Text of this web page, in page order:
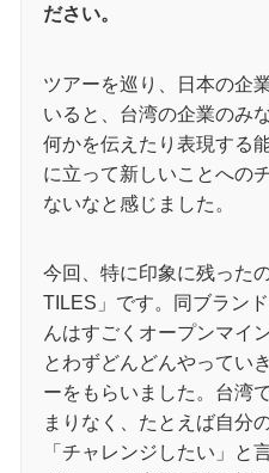
ださい。
ツアーを巡り、日本の企
いると、台湾の企業のみ
何かを伝えたり表現する
に立って新しいことへの
ないなと感じました。
今回、特に印象に残った
TILES」です。同ブラン
んはすごくオープンマイ
とわずどんどんやってい
ーをもらいました。台湾
まりなく、たとえば自分
「チャレンジしたい」と